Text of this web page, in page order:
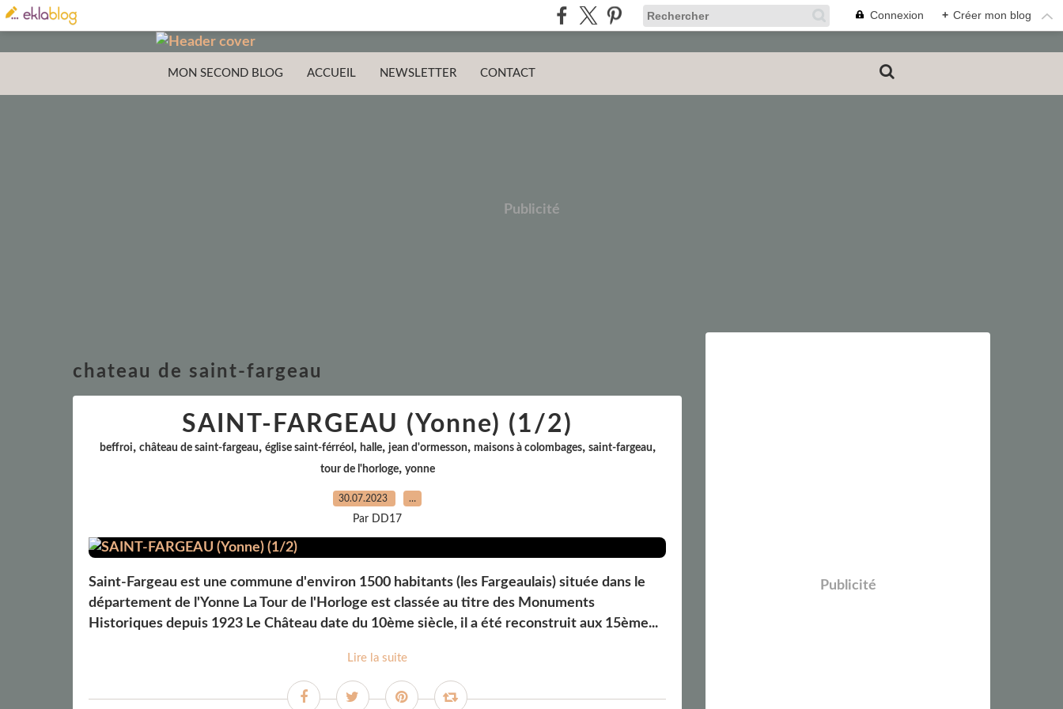
Connexion + Créer mon blog
MON SECOND BLOG ACCUEIL NEWSLETTER CONTACT
Publicité
chateau de saint-fargeau
SAINT-FARGEAU (Yonne) (1/2)
beffroi, château de saint-fargeau, église saint-férréol, halle, jean d'ormesson, maisons à colombages, saint-fargeau,
tour de l'horloge, yonne
30.07.2023 …
Par DD17
Saint-Fargeau est une commune d'environ 1500 habitants (les Fargeaulais) située dans le
département de l'Yonne La Tour de l'Horloge est classée au titre des Monuments
Historiques depuis 1923 Le Château date du 10ème siècle, il a été reconstruit aux 15ème...
Lire la suite
Publicité